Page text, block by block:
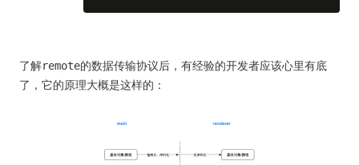
了解remote的数据传输协议后，有经验的开发者应该心里有底
了，它的原理大概是这样的：